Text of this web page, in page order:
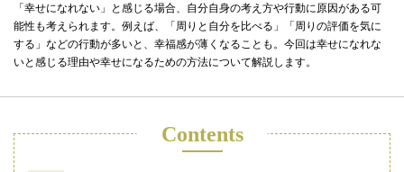
「幸せになれない」と感じる場合、自分自身の考え方や行動に原因がある可
能性も考えられます。例えば、「周りと自分を比べる」「周りの評価を気に
する」などの行動が多いと、幸福感が薄くなることも。今回は幸せになれな
いと感じる理由や幸せになるための方法について解説します。
Contents